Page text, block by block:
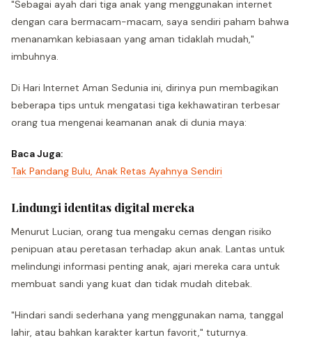
"Sebagai ayah dari tiga anak yang menggunakan internet
dengan cara bermacam-macam, saya sendiri paham bahwa
menanamkan kebiasaan yang aman tidaklah mudah,"
imbuhnya.
Di Hari Internet Aman Sedunia ini, dirinya pun membagikan
beberapa tips untuk mengatasi tiga kekhawatiran terbesar
orang tua mengenai keamanan anak di dunia maya:
Baca Juga:
Tak Pandang Bulu, Anak Retas Ayahnya Sendiri
Lindungi identitas digital mereka
Menurut Lucian, orang tua mengaku cemas dengan risiko
penipuan atau peretasan terhadap akun anak. Lantas untuk
melindungi informasi penting anak, ajari mereka cara untuk
membuat sandi yang kuat dan tidak mudah ditebak.
"Hindari sandi sederhana yang menggunakan nama, tanggal
lahir, atau bahkan karakter kartun favorit," tuturnya.